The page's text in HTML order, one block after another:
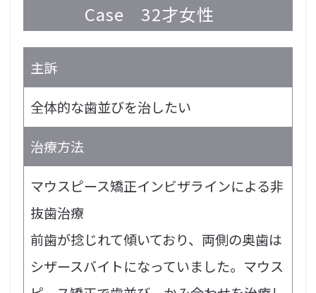
Case 32才女性
主訴
全体的な歯並びを治したい
治療方法
マウスピース矯正インビザラインによる非
抜歯治療
前歯が捻じれて傾いており、両側の奥歯は
シザースバイトになっていました。マウス